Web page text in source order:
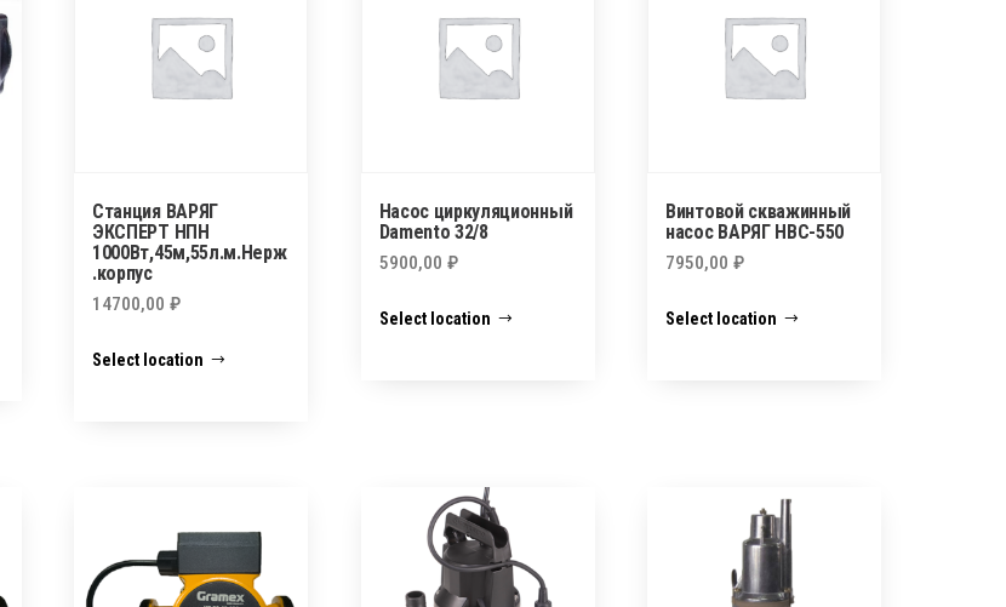
Станция ВАРЯГ
ЭКСПЕРТ НПН
1000Вт,45м,55л.м.Нерж
.корпус
14700,00₽
Select location
Насос циркуляционный
Damento 32/8
5900,00 ₽
Select location
Винтовой скважинный
насос ВАРЯГ НВС-550
7950,00₽
Select location